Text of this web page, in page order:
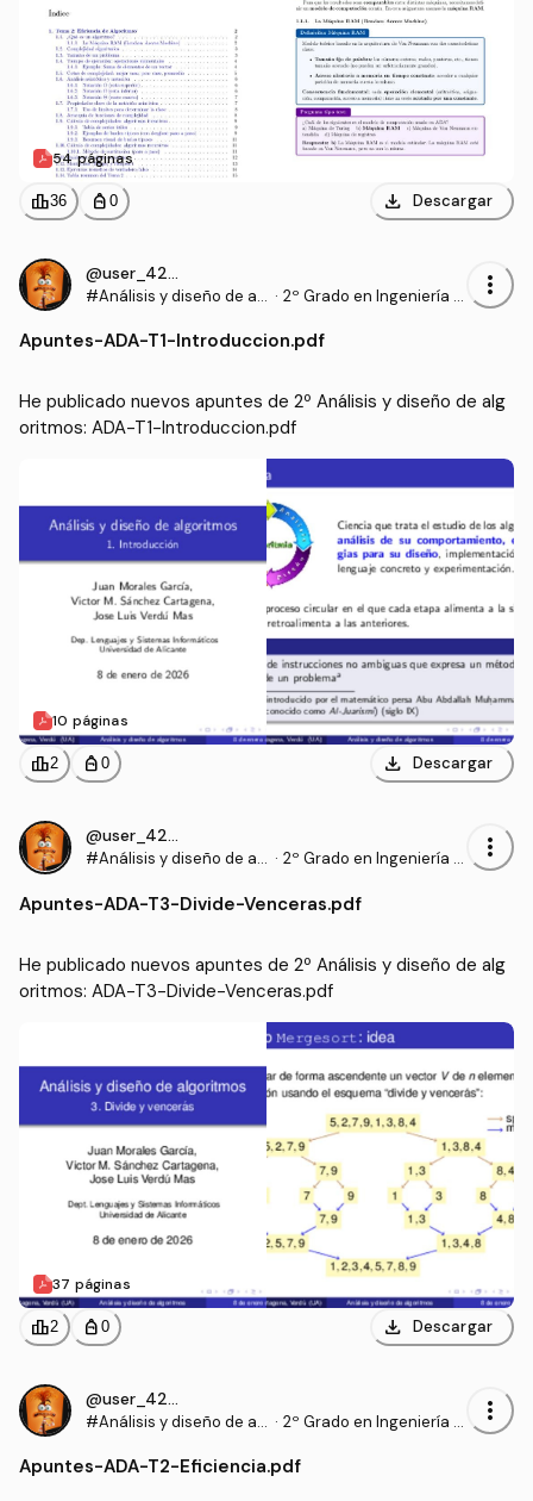
54 páginas
leaderboard36 personal_bag 0 download Descargar
@user_4204874
#Análisis y diseño de al
· 2º Grado en Ingeniería In
more_vert
Apuntes-ADA-T1-Introduccion.pdf
He publicado nuevos apuntes de 2º Análisis y diseño de alg
oritmos: ADA-T1-Introduccion.pdf
10 páginas
leaderboard2 personal_bag 0 download Descargar
@user_4204874
#Análisis y diseño de al
· 2º Grado en Ingeniería In
more_vert
Apuntes-ADA-T3-Divide-Venceras.pdf
He publicado nuevos apuntes de 2º Análisis y diseño de alg
oritmos: ADA-T3-Divide-Venceras.pdf
37 páginas
leaderboard2 personal_bag 0 download Descargar
@user_4204874
#Análisis y diseño de al
· 2º Grado en Ingeniería In
more_vert
Apuntes-ADA-T2-Eficiencia.pdf